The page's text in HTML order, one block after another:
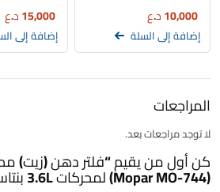
10,000د.ع
إضافة إلى السلة
15,000د.ع
إضافة إلى
المراجعات
لا توجد مراجعات بعد.
كن أول من يقيم “فلتر دهن (زيت)
(Mopar MO-744) لمحركات 3.6L بنتاستار (2011-2013)”